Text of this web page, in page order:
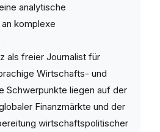
analytische
komplexe
als freier Journalist für
Wirtschafts- und
Schwerpunkte liegen auf der
Finanzmärkte und der
wirtschaftspolitischer